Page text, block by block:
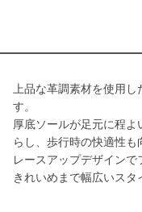
上品な革調素材を使用
す。
厚底ソールが足元に程
らし、歩行時の快適性も
レースアップデザイン
きれいめまで幅広いスタ